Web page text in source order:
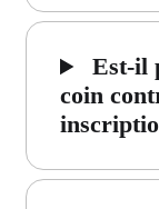
Est-il
coin